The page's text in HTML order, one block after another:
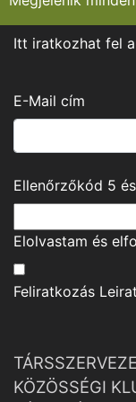
Itt iratkozhat fel a
E-Mail cím
Ellenőrzőkód 5 és
Elolvastam és
Feliratkozás
KÖZÖSSÉGI